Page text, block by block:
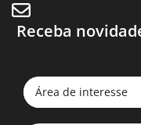
Receba
Área de interesse